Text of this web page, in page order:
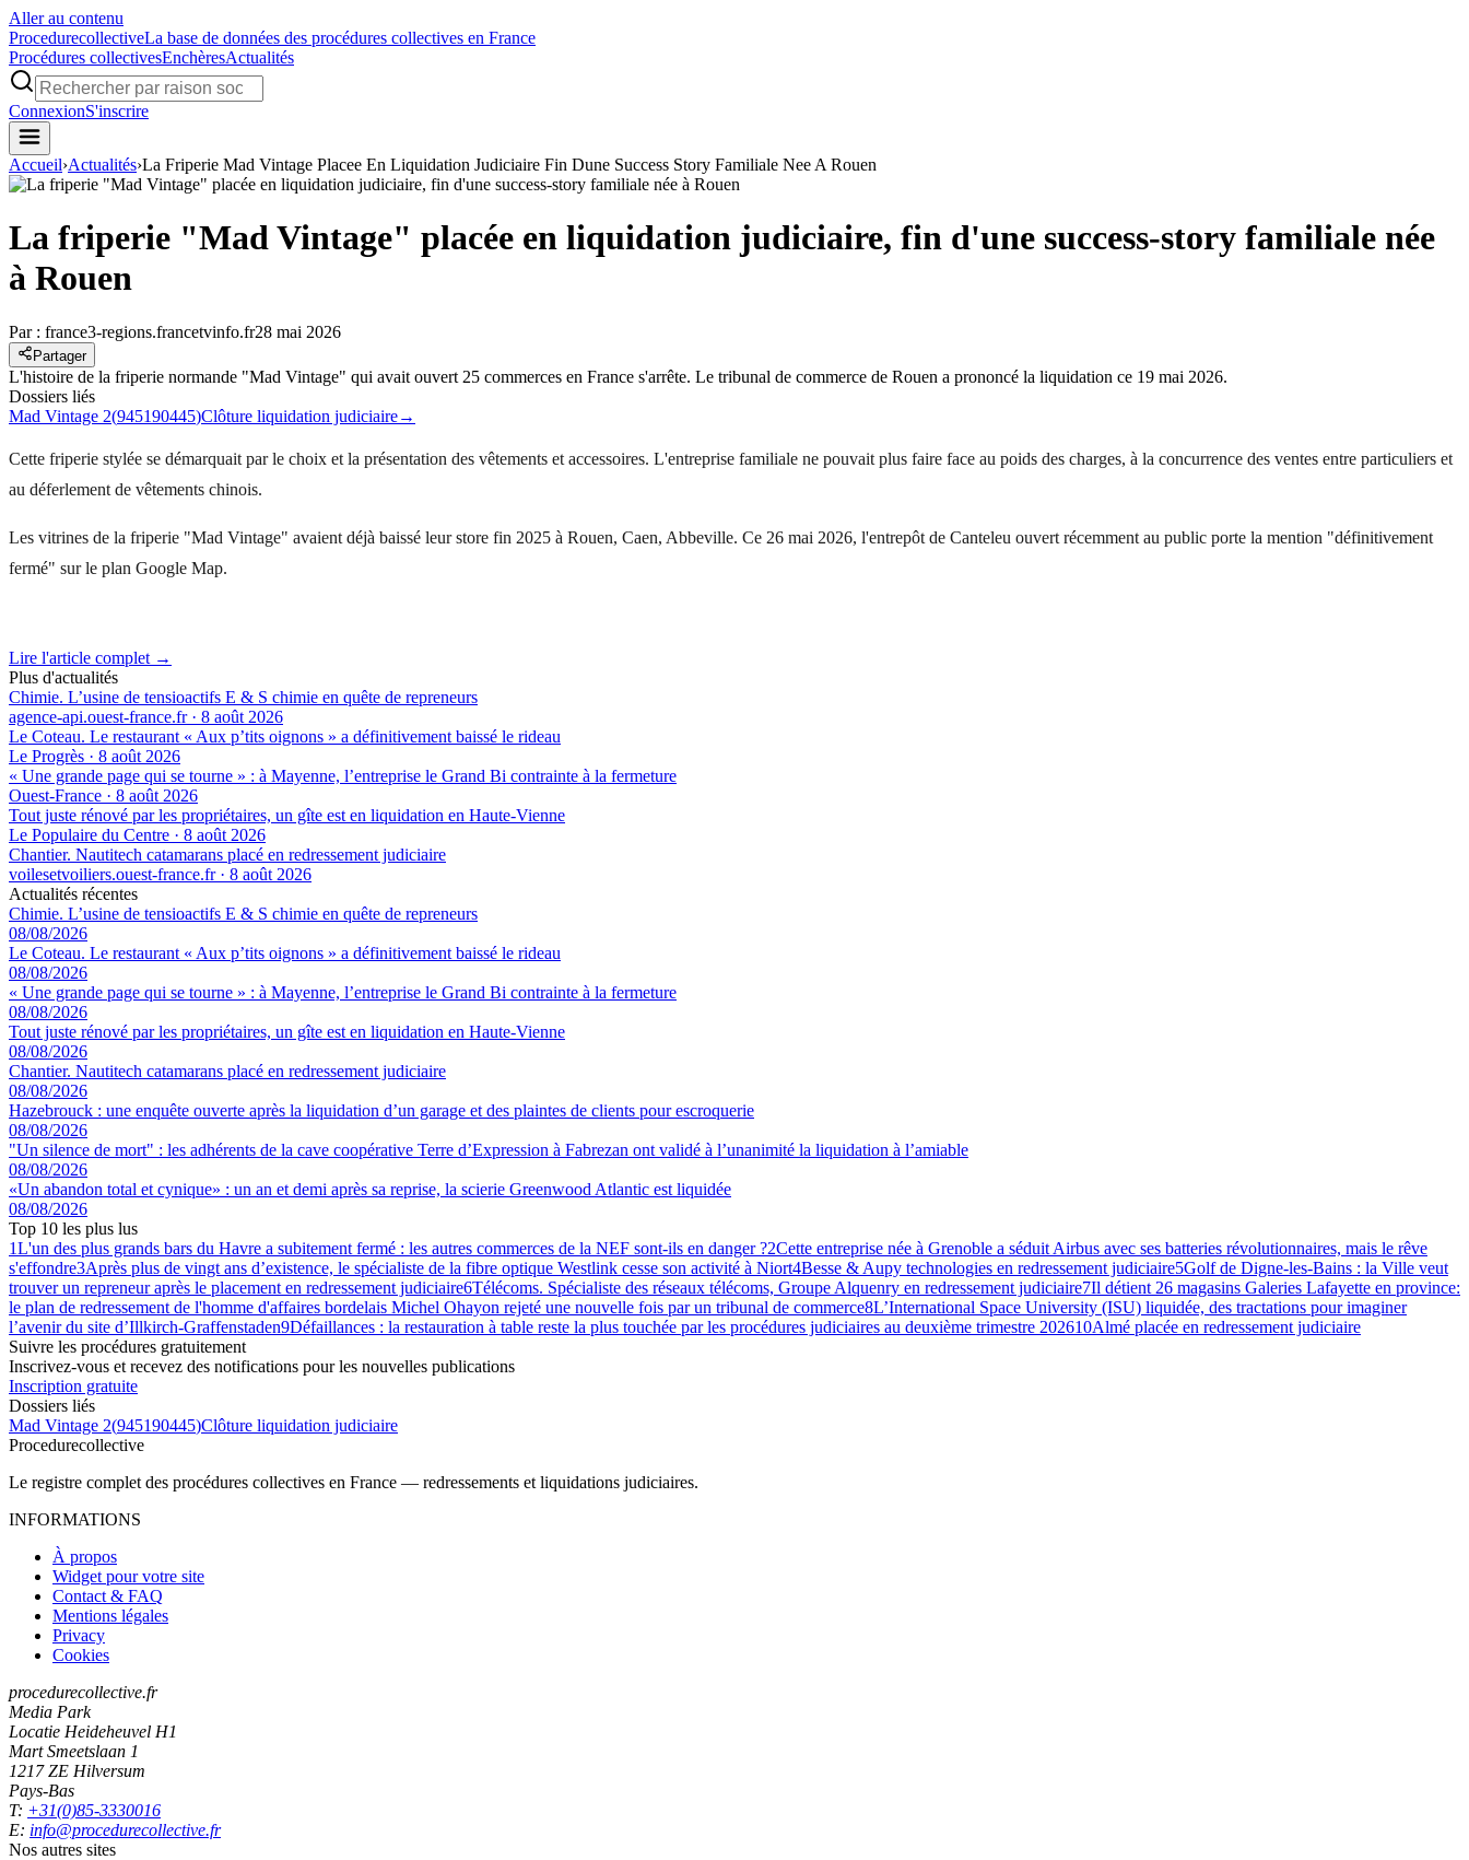
Aller au contenu
ProcedurecollectiveLa base de données des procédures collectives en France
Procédures collectivesEnchèresActualités
ConnexionS'inscrire
Accueil›Actualités›La Friperie Mad Vintage Placee En Liquidation Judiciaire Fin Dune Success Story Familiale Nee A Rouen
La friperie "Mad Vintage" placée en liquidation judiciaire, fin d'une success-story familiale née
à Rouen
Par : france3-regions.francetvinfo.fr28 mai 2026
Partager
L'histoire de la friperie normande "Mad Vintage" qui avait ouvert 25 commerces en France s'arrête. Le tribunal de commerce de Rouen a prononcé la liquidation ce 19 mai 2026.
Dossiers liés
Mad Vintage 2(945190445)Clôture liquidation judiciaire→
Cette friperie stylée se démarquait par le choix et la présentation des vêtements et accessoires. L'entreprise familiale ne pouvait plus faire face au poids des charges, à la concurrence des ventes entre particuliers et
au déferlement de vêtements chinois.
Les vitrines de la friperie "Mad Vintage" avaient déjà baissé leur store fin 2025 à Rouen, Caen, Abbeville. Ce 26 mai 2026, l'entrepôt de Canteleu ouvert récemment au public porte la mention "définitivement
fermé" sur le plan Google Map.
Lire l'article complet →
Plus d'actualités
Chimie. L’usine de tensioactifs E & S chimie en quête de repreneurs
agence-api.ouest-france.fr· 8 août 2026
Le Coteau. Le restaurant « Aux p’tits oignons » a définitivement baissé le rideau
Le Progrès · 8 août 2026
« Une grande page qui se tourne » : à Mayenne, l’entreprise le Grand Bi contrainte à la fermeture
Ouest-France · 8 août 2026
Tout juste rénové par les propriétaires, un gîte est en liquidation en Haute-Vienne
Le Populaire du Centre · 8 août 2026
Chantier. Nautitech catamarans placé en redressement judiciaire
voilesetvoiliers.ouest-france.fr· 8 août 2026
Actualités récentes
Chimie. L’usine de tensioactifs E & S chimie en quête de repreneurs
08/08/2026
Le Coteau. Le restaurant « Aux p’tits oignons » a définitivement baissé le rideau
08/08/2026
« Une grande page qui se tourne » : à Mayenne, l’entreprise le Grand Bi contrainte à la fermeture
08/08/2026
Tout juste rénové par les propriétaires, un gîte est en liquidation en Haute-Vienne
08/08/2026
Chantier. Nautitech catamarans placé en redressement judiciaire
08/08/2026
Hazebrouck : une enquête ouverte après la liquidation d’un garage et des plaintes de clients pour escroquerie
08/08/2026
"Un silence de mort" : les adhérents de la cave coopérative Terre d’Expression à Fabrezan ont validé à l’unanimité la liquidation à l’amiable
08/08/2026
«Un abandon total et cynique» : un an et demi après sa reprise, la scierie Greenwood Atlantic est liquidée
08/08/2026
Top 10 les plus lus
1L'un des plus grands bars du Havre a subitement fermé : les autres commerces de la NEF sont-ils en danger ?2Cette entreprise née à Grenoble a séduit Airbus avec ses batteries révolutionnaires, mais le rêve
s'effondre3Après plus de vingt ans d’existence, le spécialiste de la fibre optique Westlink cesse son activité à Niort4Besse & Aupy technologies en redressement judiciaire5Golf de Digne-les-Bains : la Ville veut
trouver un repreneur après le placement en redressement judiciaire6Télécoms. Spécialiste des réseaux télécoms, Groupe Alquenry en redressement judiciaire7Il détient 26 magasins Galeries Lafayette en province:
le plan de redressement de l'homme d'affaires bordelais Michel Ohayon rejeté une nouvelle fois par un tribunal de commerce8L’International Space University (ISU) liquidée, des tractations pour imaginer
l’avenir du site d’Illkirch-Graffenstaden9Défaillances : la restauration à table reste la plus touchée par les procédures judiciaires au deuxième trimestre 202610Almé placée en redressement judiciaire
Suivre les procédures gratuitement
Inscrivez-vous et recevez des notifications pour les nouvelles publications
Inscription gratuite
Dossiers liés
Mad Vintage 2(945190445)Clôture liquidation judiciaire
Procedurecollective
Le registre complet des procédures collectives en France — redressements et liquidations judiciaires.
INFORMATIONS
À propos
Widget pour votre site
Contact & FAQ
Mentions légales
Privacy
Cookies
procedurecollective.fr
Media Park
Locatie Heideheuvel H1
Mart Smeetslaan 1
1217 ZE Hilversum
Pays-Bas
T: +31(0)85-3330016
E: info@procedurecollective.fr
Nos autres sites